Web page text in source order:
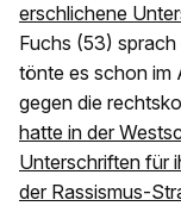
erschlichene
Fuchs (53)
tönte es schon im
gegen die
hatte in der
Unterschriften für
der Rassismus-